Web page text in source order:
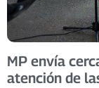
MP envía
atención de